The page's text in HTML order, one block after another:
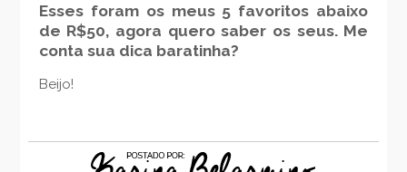
Esses foram os meus 5 favoritos abaixo
de R$50, agora quero saber os seus. Me
conta sua dica baratinha?
Beijo!